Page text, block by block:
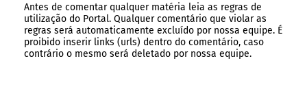
Antes de comentar qualquer matéria leia as regras de
utilização do Portal. Qualquer comentário que violar as
regras será automaticamente excluído por nossa equipe. É
proibido inserir links (urls) dentro do comentário, caso
contrário o mesmo será deletado por nossa equipe.